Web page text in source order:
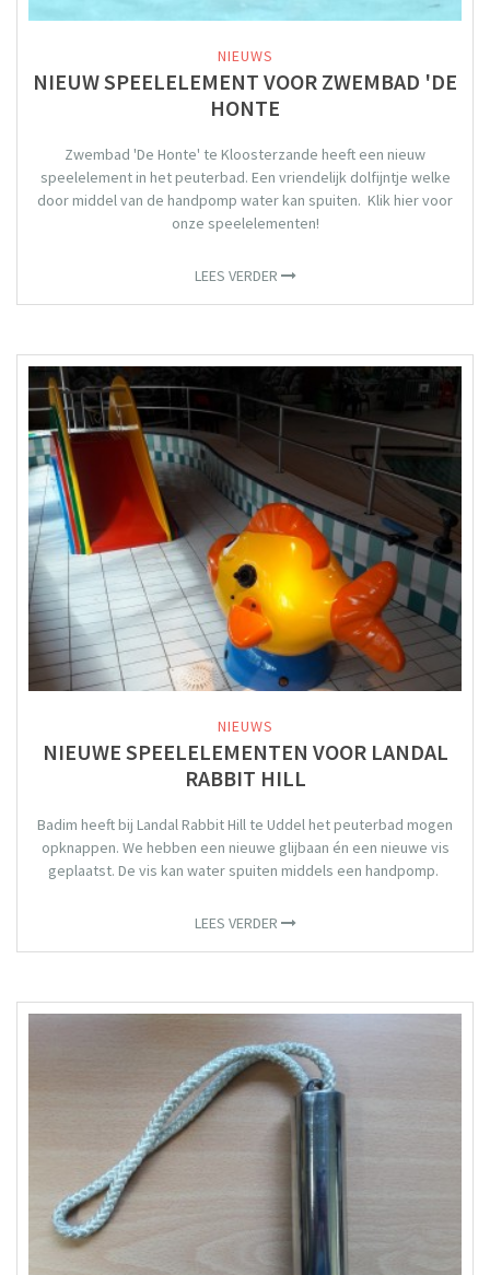
NIEUWS
NIEUW SPEELELEMENT VOOR ZWEMBAD 'DE
HONTE
Zwembad 'De Honte' te Kloosterzande heeft een nieuw
speelelement in het peuterbad. Een vriendelijk dolfijntje welke
door middel van de handpomp water kan spuiten. Klik hier voor
onze speelelementen!
LEES VERDER
NIEUWS
NIEUWE SPEELELEMENTEN VOOR LANDAL
RABBIT HILL
Badim heeft bij Landal Rabbit Hill te Uddel het peuterbad mogen
opknappen. We hebben een nieuwe glijbaan én een nieuwe vis
geplaatst. De vis kan water spuiten middels een handpomp.
LEES VERDER